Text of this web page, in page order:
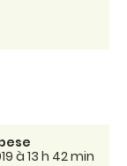
à 13 h 42 min